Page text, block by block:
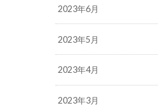
2023年6月
2023年5月
2023年4月
2023年3月